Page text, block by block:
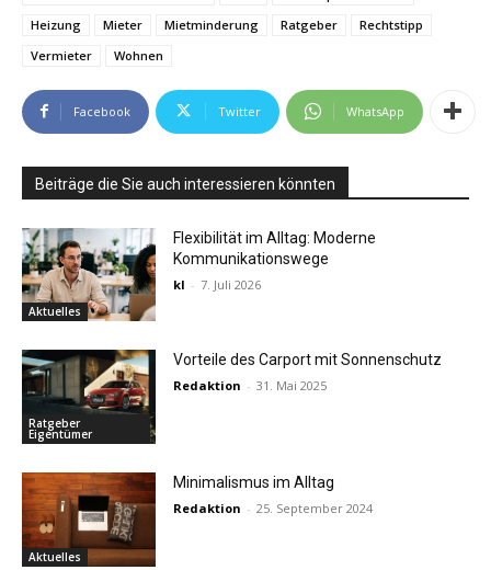
Heizung
Mieter Mietminderung Ratgeber
Rechtstipp
Vermieter
Wohnen
Facebook Twitter WhatsApp
Beiträge die Sie auch interessieren könnten
Aktuelles
Flexibilität im Alltag: Moderne
Kommunikationswege
kl - 7. Juli 2026
Ratgeber
Eigentümer
Vorteile des Carport mit Sonnenschutz
Redaktion - 31. Mai 2025
Aktuelles
Minimalismus im Alltag
Redaktion - 25. September 2024